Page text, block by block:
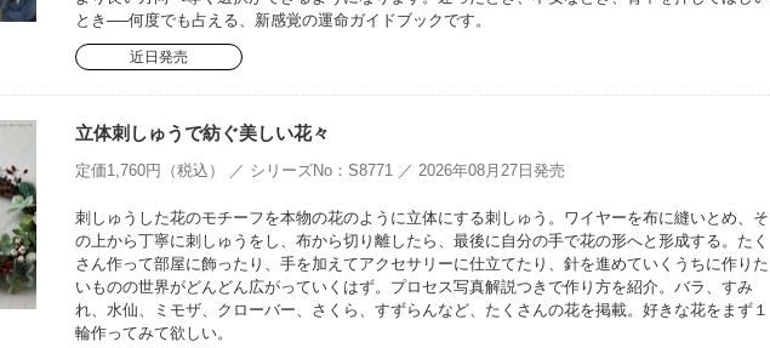
とき──何度でも占える、新感覚の運命ガイドブックです。
近日発売
立体刺しゅうで紡ぐ美しい花々
定価1,760円（税込） ／ シリーズNo：S8771 ／ 2026年08月27日発売
刺しゅうした花のモチーフを本物の花のように立体にする刺しゅう。ワイヤーを布に縫いとめ、そ
の上から丁寧に刺しゅうをし、布から切り離したら、最後に自分の手で花の形へと形成する。たく
さん作って部屋に飾ったり、手を加えてアクセサリーに仕立てたり、針を進めていくうちに作りた
いものの世界がどんどん広がっていくはず。プロセス写真解説つきで作り方を紹介。バラ、すみ
れ、水仙、ミモザ、クローバー、さくら、すずらんなど、たくさんの花を掲載。好きな花をまず１
輪作ってみて欲しい。